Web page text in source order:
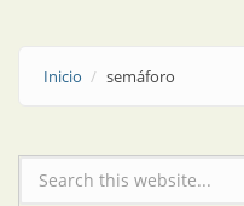
Inicio semáforo
Formulario de búsqueda